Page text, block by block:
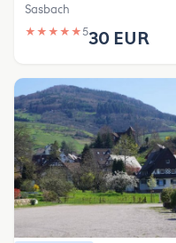
Sasbach
★ ★ ★ ★ ★530 EUR